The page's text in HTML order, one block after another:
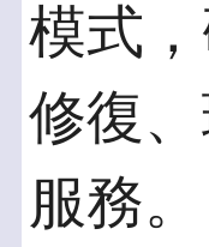
模式
修復
服務。